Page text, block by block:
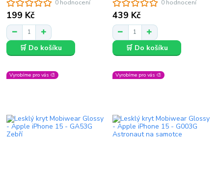
0 hodnocení
199 Kč
🛒 Do košíku
0 hodnocení
439 Kč
🛒 Do košíku
Vyrobíme pro vás 🎨 Vyrobíme pro vás 🎨